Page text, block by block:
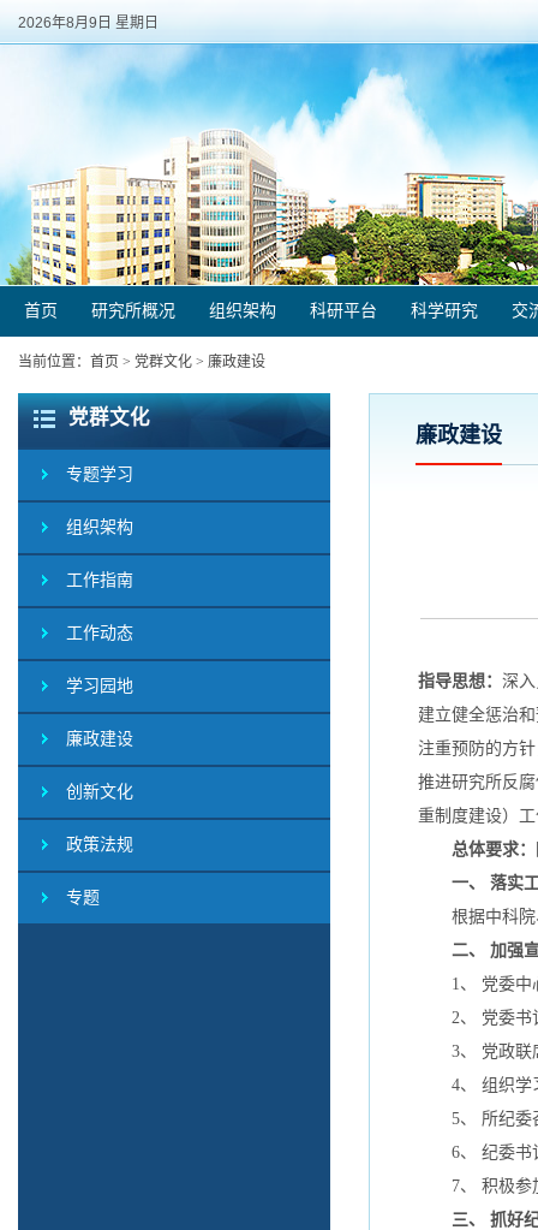
2026年8月9日 星期日
首页 研究所概况 组织架构 科研平台 科学研究 交
当前位置： 首页 > 党群文化 > 廉政建设
党群文化
专题学习
组织架构
工作指南
工作动态
学习园地
廉政建设
创新文化
政策法规
专题
廉政建设
指导思想： 深
建立健全惩治
注重预防的方
推进研究所反
重制度建设）
总体要求：
一、 落实
根据中科院、
二、 加强
1、 党委中心
2、 党委书记
3、 党政联席
4、 组织学习
5、 所纪委
6、 纪委书记
7、 积极参加
三、 抓好